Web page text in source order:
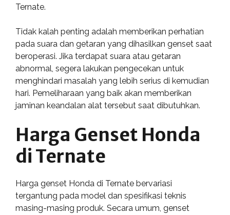
Ternate.
Tidak kalah penting adalah memberikan perhatian
pada suara dan getaran yang dihasilkan genset saat
beroperasi. Jika terdapat suara atau getaran
abnormal, segera lakukan pengecekan untuk
menghindari masalah yang lebih serius di kemudian
hari. Pemeliharaan yang baik akan memberikan
jaminan keandalan alat tersebut saat dibutuhkan.
Harga Genset Honda
di Ternate
Harga genset Honda di Ternate bervariasi
tergantung pada model dan spesifikasi teknis
masing-masing produk. Secara umum, genset